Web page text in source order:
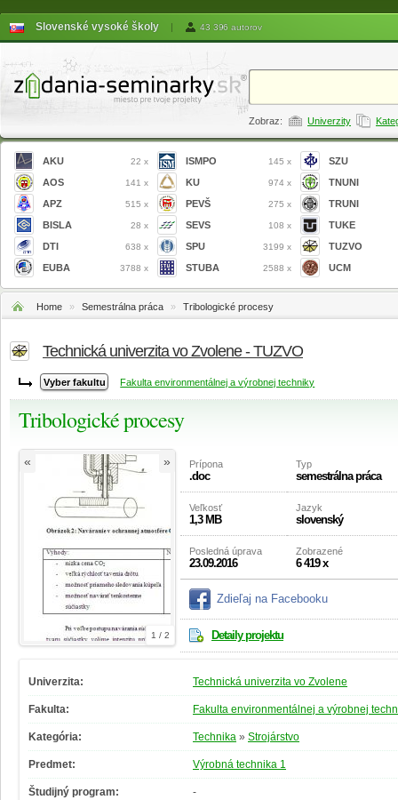
Slovenské vysoké školy | 43 396 autorov
Zobraz: Univerzity
AKU 22 x
AOS 141 x
APZ 515 x
BISLA 28 x
DTI 638 x
EUBA 3788 x
ISMPO 145 x
KU 974 x
PEVŠ 275 x
SEVS 108 x
SPU 3199 x
STUBA 2588 x
SZU
TNUNI
TRUNI
TUKE
TUZVO
UCM
Home » Semestrálna práca » Tribologické procesy
Technická univerzita vo Zvolene - TUZVO
Fakulta environmentálnej a výrobnej techniky
Tribologické procesy
1 / 2
« » Prípona
.doc
Typ
semestrálna práca
Veľkosť
1,3 MB
Jazyk
slovenský
Posledná úprava
23.09.2016
Zobrazené
6 419 x
Zdieľaj na Facebooku
Detaily projektu
Univerzita: Technická univerzita vo Zvolene
Fakulta: Fakulta environmentálnej a výrobnej
Kategória: Technika » Strojárstvo
Predmet: Výrobná technika 1
Študijný program: -